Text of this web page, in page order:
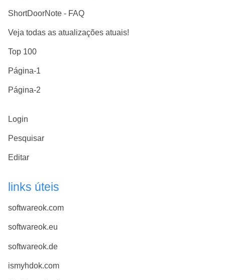
ShortDoorNote - FAQ
Veja todas as atualizações atuais!
Top 100
Página-1
Página-2
Login
Pesquisar
Editar
links úteis
softwareok.com
softwareok.eu
softwareok.de
ismyhdok.com